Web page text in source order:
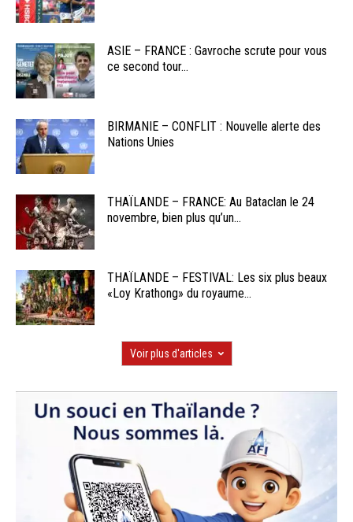
ASIE – FRANCE : Gavroche scrute pour vous
ce second tour...
BIRMANIE – CONFLIT : Nouvelle alerte des
Nations Unies
THAÏLANDE – FRANCE: Au Bataclan le 24
novembre, bien plus qu’un...
THAÏLANDE – FESTIVAL: Les six plus beaux
«Loy Krathong» du royaume...
Voir plus d'articles